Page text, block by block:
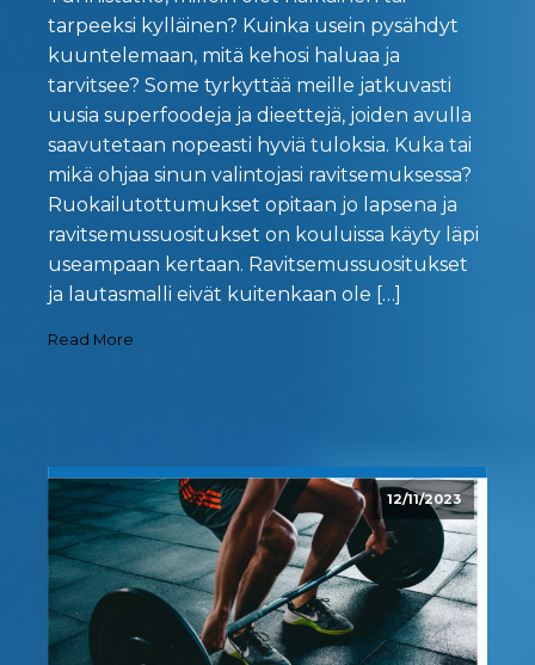
tarpeeksi kylläinen? Kuinka usein pysähdyt
kuuntelemaan, mitä kehosi haluaa ja
tarvitsee? Some tyrkyttää meille jatkuvasti
uusia superfoodeja ja dieettejä, joiden avulla
saavutetaan nopeasti hyviä tuloksia. Kuka tai
mikä ohjaa sinun valintojasi ravitsemuksessa?
Ruokailutottumukset opitaan jo lapsena ja
ravitsemussuositukset on kouluissa käyty läpi
useampaan kertaan. Ravitsemussuositukset
ja lautasmalli eivät kuitenkaan ole […]
Read More
12/11/2023